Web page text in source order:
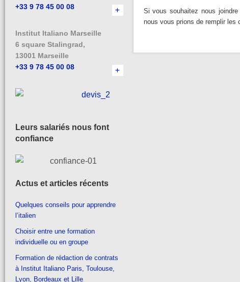
+33 9 78 45 00 08
Institut Italiano Marseille
6 square Stalingrad,
13001 Marseille
+33 9 78 45 00 08
Leurs salariés nous font
confiance
Actus et articles récents
Quelques conseils pour apprendre
l’italien
Choisir entre une formation
individuelle ou en groupe
Formation de rédaction de contrats
à Institut Italiano Paris, Toulouse,
Lyon, Bordeaux et Lille
Si vous souhaitez nous
nous vous prions de remplir les